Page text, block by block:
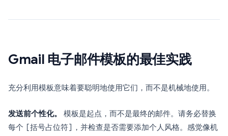
Gmail 电子邮件模板的最佳实践
充分利用模板意味着要聪明地使用它们，而不是机械地使用。
发送前个性化。
模板是起点，而不是最终的邮件。请务必替换
每个
[括号占位符]
，并检查是否需要添加个人风格。感觉像机